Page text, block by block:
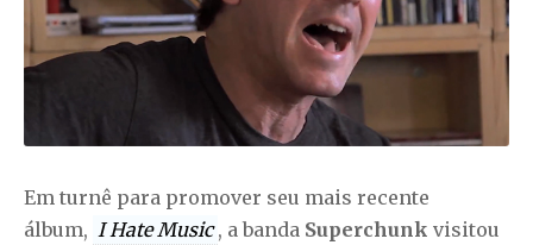
Em turnê para promover seu mais recente
álbum, I Hate Music , a banda Superchunk visitou